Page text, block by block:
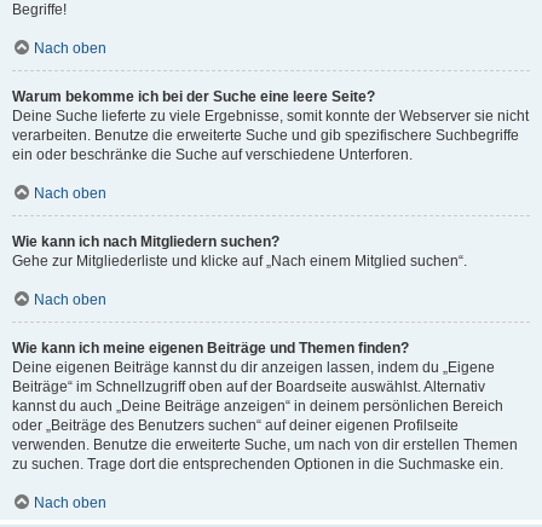
Begriffe!
Nach oben
Warum bekomme ich bei der Suche eine leere Seite?
Deine Suche lieferte zu viele Ergebnisse, somit konnte der Webserver sie nicht
verarbeiten. Benutze die erweiterte Suche und gib spezifischere Suchbegriffe
ein oder beschränke die Suche auf verschiedene Unterforen.
Nach oben
Wie kann ich nach Mitgliedern suchen?
Gehe zur Mitgliederliste und klicke auf „Nach einem Mitglied suchen“.
Nach oben
Wie kann ich meine eigenen Beiträge und Themen finden?
Deine eigenen Beiträge kannst du dir anzeigen lassen, indem du „Eigene
Beiträge“ im Schnellzugriff oben auf der Boardseite auswählst. Alternativ
kannst du auch „Deine Beiträge anzeigen“ in deinem persönlichen Bereich
oder „Beiträge des Benutzers suchen“ auf deiner eigenen Profilseite
verwenden. Benutze die erweiterte Suche, um nach von dir erstellen Themen
zu suchen. Trage dort die entsprechenden Optionen in die Suchmaske ein.
Nach oben